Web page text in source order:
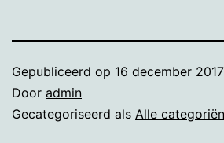
Gepubliceerd op 16 december 2017
Door admin
Gecategoriseerd als Alle categoriën